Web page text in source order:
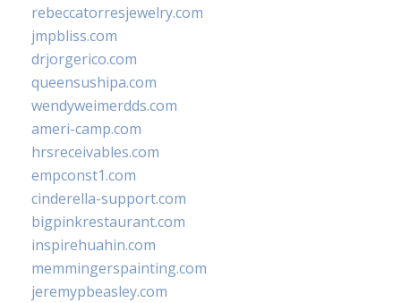
rebeccatorresjewelry.com
jmpbliss.com
drjorgerico.com
queensushipa.com
wendyweimerdds.com
ameri-camp.com
hrsreceivables.com
empconst1.com
cinderella-support.com
bigpinkrestaurant.com
inspirehuahin.com
memmingerspainting.com
jeremypbeasley.com